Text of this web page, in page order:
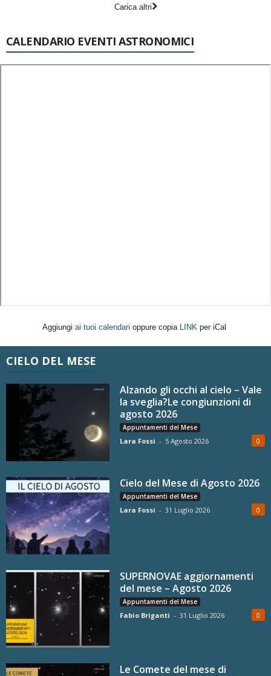
Carica altri
CALENDARIO EVENTI ASTRONOMICI
Aggiungi ai tuoi calendari oppure copia LINK per iCal
CIELO DEL MESE
Alzando gli occhi al cielo – Vale
la sveglia?Le congiunzioni di
agosto 2026
Appuntamenti del Mese
Lara Fossi - 5 Agosto 2026 0
Cielo del Mese di Agosto 2026
Appuntamenti del Mese
Lara Fossi - 31 Luglio 2026 0
SUPERNOVAE aggiornamenti
del mese – Agosto 2026
Appuntamenti del Mese
Fabio Briganti - 31 Luglio 2026 0
Le Comete del mese di